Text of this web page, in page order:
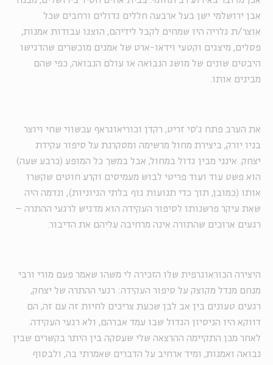
אבן ירושלמי ישן בעל ארבעה חללים גדולים ורחבים שכל
אוצר/ת גלריה היו שמחים לקבל לידיהם, הוצגו עבודות אמנות,
פסלים, מיצגים וקטעי וידאו-ארט של אמנים מוכשרים שהדגישו
היבטים שונים של מושג הנבואה או עולם הנבואה, כפי שהם
מבינים אותו.
את הערב פתח ג׳סי זריט, רקדן וכוריאוגראף עכשווי שחי ויוצר
בניו יורק, ביצירת מחול מרשימה ומסקרנת על סיפור עקידת
יצחק. אינני מבין גדול במחול, אבל במשך כל המופע (כרבע שעה)
הוא פשט עוד ועוד פריטי לבוש מעמיסים וקרע חוטים שקשרו
אותו (כמובן, תוך כדי תנועות גוף בלתי הגיוניות), ונדמה היה
שאת עיקר פרשנותו לסיפור העקידה הוא מדגיש לרגעי ההתרה –
רגעים ארוכים שהתורה אינה מרחיבה עליהם את הדיבור.
היצירה הכוראוגרפית שלו הזכירה לי משהו שאמר פעם מורי ורבי
מנחם מנדל מקוצק על סיפור העקידה: רגעי ההתרה של יצחק,
רגעים טעונים בין אב לבן שכעת צריכים לחיות זה עם זה, הם
דווקא היו הניסיון הגדול שבו עמד אברהם, ולא רגעי העקידה.
לאחר מכן התקיימה ההרצאה שלי שעסקה בין היתר בקשרים שבין
נבואה ואמנות, ומיד ארחיב על הדברים שאמרתי בה, ולבסוף